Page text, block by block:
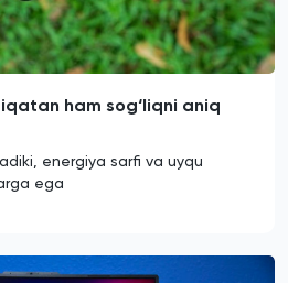
ham sog‘liqni aniq
energiya sarfi va uyqu
ega